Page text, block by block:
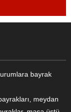
bayrak
meydan